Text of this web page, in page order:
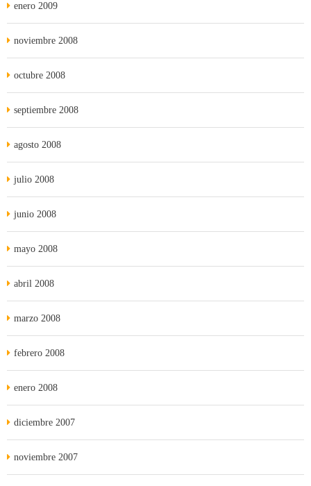
enero 2009
noviembre 2008
octubre 2008
septiembre 2008
agosto 2008
julio 2008
junio 2008
mayo 2008
abril 2008
marzo 2008
febrero 2008
enero 2008
diciembre 2007
noviembre 2007